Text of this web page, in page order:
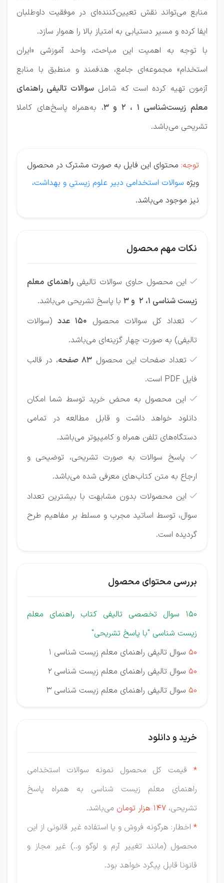
منابع می‌تواند نقش تعیین‌کننده‌ای در موفقیت داوطلبان
ایفا کرده و مسیر دستیابی به امتیاز بالا را هموار سازد.
با توجه به اهمیت این مباحث، واحد آموزشی «ایران
استخدام» مجموعه‌ای جامع، هدفمند و منطبق با منابع
آزمون تهیه کرده است که شاملسوالات تالیفی راهنمای
معلم زیست‌شناسی 1 ، 2 و 3
، به‌همراه پاسخ‌های کاملا
تشریحی می‌باشد.
توجه: محتوای این فایل به صورت مشترک در محصول
ویژه سوالات استخدامی دبیر علوم زیستی و بهداشت،
نیز موجود می‌باشد.
نکات مهم محصول
این محصول حاوی سوالات تالیفیراهنمای معلم
زیست شناسی 1، 2 و 3
با پاسخ تشریحی می‌باشد.
 تعداد کل سوالات محصول 150 عدد
(سوالات
تالیفی) به صورت چهار گزینه‌ای می‌باشد.
 تعداد صفحات این محصول 83 صفحه
، در قالب
فایل PDF است.
 این محصول به محض خرید توسط شما امکان
دانلود خواهد داشت و قابل مطالعه در تمامی
دستگاه‌های تلفن همراه و کامپیوتر می‌باشد.

پاسخ سوالات به صورت تشریحی، توضیحی و
ارجاع به متن کتاب‌های معرفی شده می‌باشد.
 این محصولات بدون مشابهت با بیشترین تعداد
سوال، توسط اساتید مجرب و مسلط بر مفاهیم طرح
گردیده است.
بررسی محتوای محصول
150 سوال تخصصی تالیفی کتاب راهنمای معلم
زیست شناسی "با پاسخ تشریحی"
50 سوال تالیفی راهنمای معلم زیست شناسی 1
50 سوال تالیفی راهنمای معلم زیست شناسی 2
50 سوال تالیفی راهنمای معلم زیست شناسی 3
خرید و دانلود
* قیمت کل محصول نمونه سوالات استخدامی
راهنمای معلم زیست شناسی به همراه پاسخ
تشریحی، 147 هزار تومان می‌باشد.
* اخطار: هرگونه فروش و یا استفاده غیر قانونی از این
محصول (مانند تغییر آرم و لوگو و..) غیر مجاز و
قانونا قابل پیگرد خواهد بود.